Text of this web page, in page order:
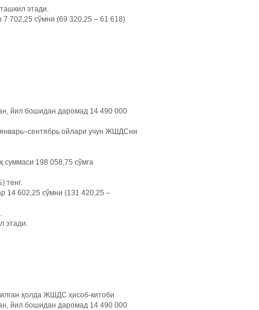
этади.
702,25 сўмни (69 320,25 – 61 618)
йил бошидан даромад 14 490 000
январь–сентябрь ойлари учун ЖШДСни
198 058,75 сўмга
тенг.
14 602,25 сўмни (131 420,25 –
этади.
ҳолда ЖШДС ҳисоб-китоби
йил бошидан даромад 14 490 000